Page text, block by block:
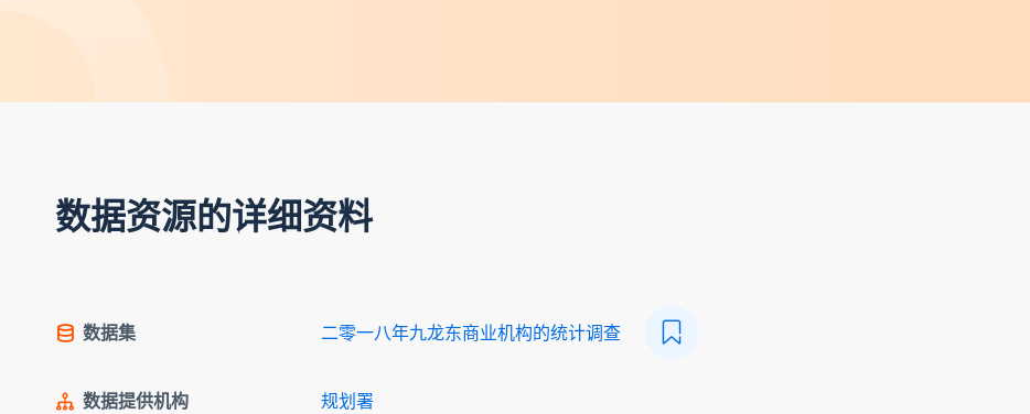
数据资源的详细资料
数据集 二零一八年九龙东商业机构的统计调查
数据提供机构 规划署